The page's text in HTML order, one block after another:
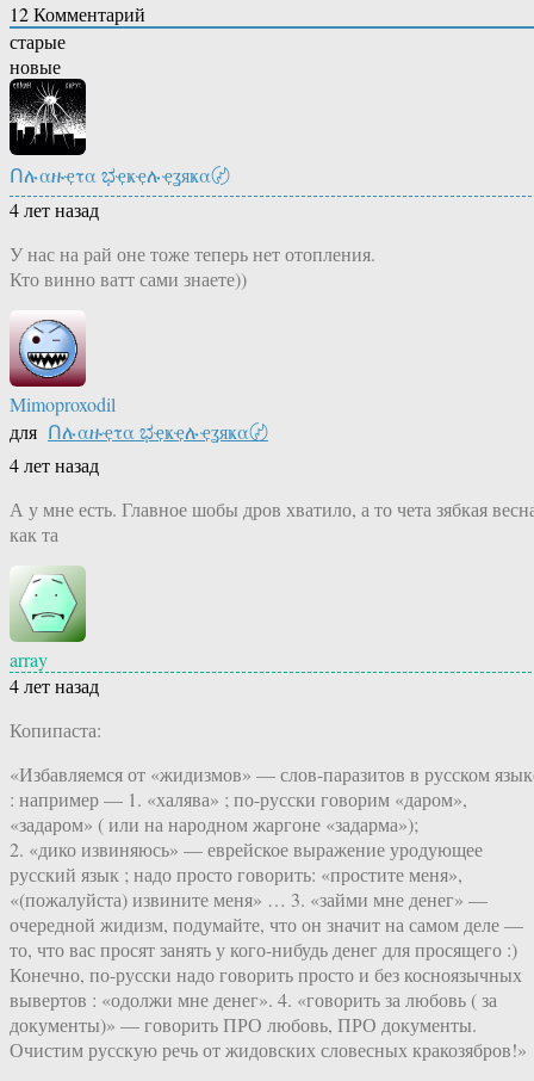
12Комментарий
старые
новые
Ոሉαዙҿτα ಭҿҝҿሉҿʓяҝα〄
4 лет назад
У нас на рай оне тоже теперь нет отопления.
Кто винно ватт сами знаете))
Mimoproxodil
для Ոሉαዙҿτα ಭҿҝҿሉҿʓяҝα〄
4 лет назад
А у мне есть. Главное шобы дров хватило, а то чета зябкая
как та
array
4 лет назад
Копипаста:
«Избавляемся от «жидизмов» — слов-паразитов в русском
: например — 1. «халява» ; по-русски говорим «даром»,
«задаром» ( или на народном жаргоне «задарма»);
2. «дико извиняюсь» — еврейское выражение уродующее
русский язык ; надо просто говорить: «простите меня»,
«(пожалуйста) извините меня» … 3. «займи мне денег» —
очередной жидизм, подумайте, что он значит на самом деле —
то, что вас просят занять у кого-нибудь денег для просящего :)
Конечно, по-русски надо говорить просто и без косноязычных
вывертов : «одолжи мне денег». 4. «говорить за любовь ( за
документы)» — говорить ПРО любовь, ПРО документы.
Очистим русскую речь от жидовских словесных кракозябров!»